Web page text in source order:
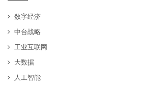
数字经济
中台战略
工业互联网
大数据
人工智能